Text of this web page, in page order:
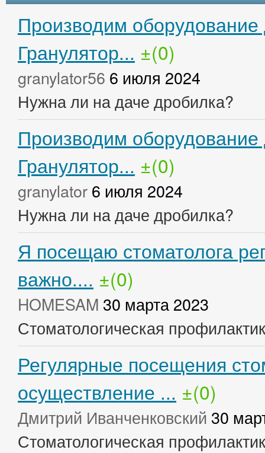
Производим
Гранулятор... ±(0)
granylator56 6 июля 2024
Нужна ли на даче дробилка?
Производим
Гранулятор... ±(0)
granylator 6 июля 2024
Нужна ли на даче дробилка?
Я посещаю стоматолога
важно.... ±(0)
HOMESAM 30 марта 2023
Стоматологическая
Регулярные посещения
осуществление ... ±(0)
Дмитрий Иванченковский 30
Стоматологическая